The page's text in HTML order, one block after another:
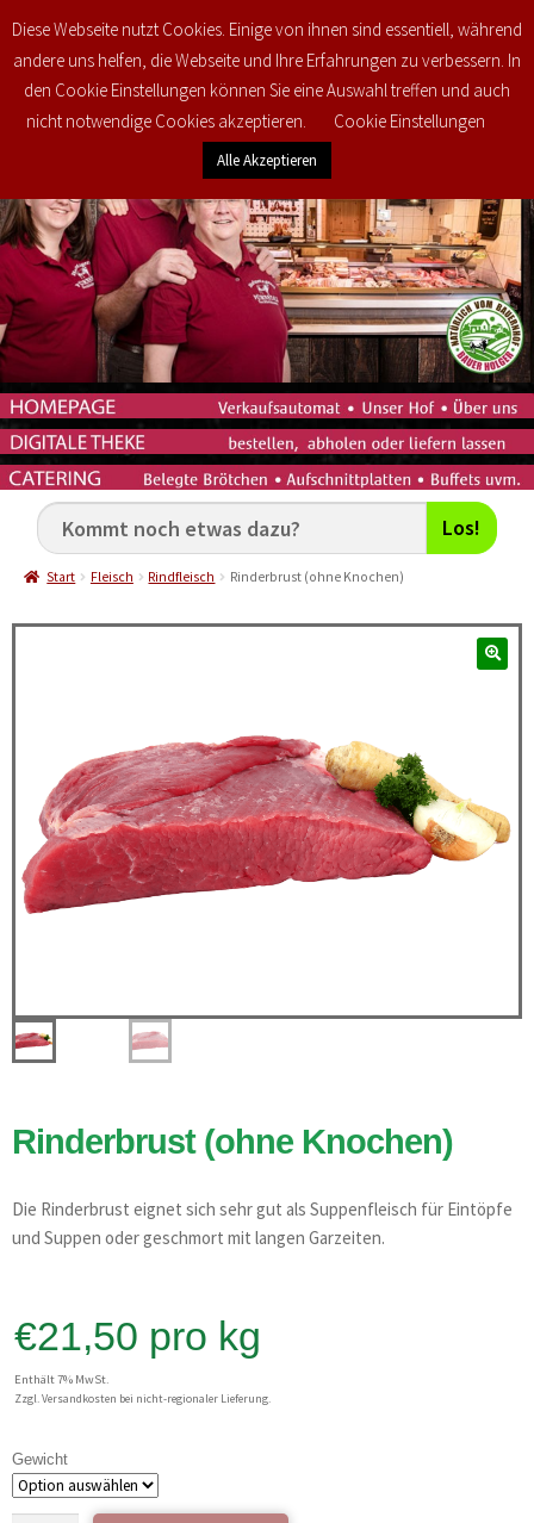
€0,00 0
Los!
Start Fleisch Rindfleisch Rinderbrust (ohne Knochen)
Rinderbrust (ohne Knochen)
Die Rinderbrust eignet sich sehr gut als Suppenfleisch für Eintöpfe
und Suppen oder geschmort mit langen Garzeiten.
€21,50 pro kg
Enthält 7% MwSt.
Zzgl. Versandkosten bei nicht-regionaler Lieferung.
Gewicht
Diese Webseite nutzt Cookies. Einige von ihnen sind essentiell, während
andere uns helfen, die Webseite und Ihre Erfahrungen zu verbessern. In
den Cookie Einstellungen können Sie eine Auswahl treffen und auch
nicht notwendige Cookies akzeptieren.
Cookie Einstellungen
Alle Akzeptieren